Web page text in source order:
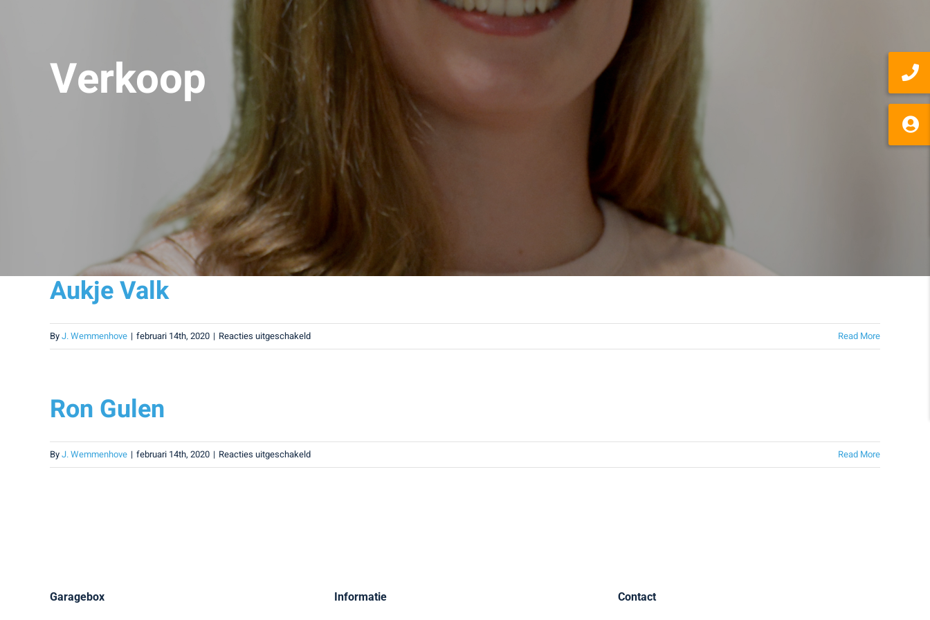
Verkoop
Aukje Valk
ByJ. Wemmenhove | februari 14th, 2020 | Reacties uitgeschakeldvoor
Aukje
Read More
Ron Gulen
ByJ. Wemmenhove | februari 14th, 2020 | Reacties uitgeschakeldvoor
Ron
Read More
Garagebox Informatie Contact